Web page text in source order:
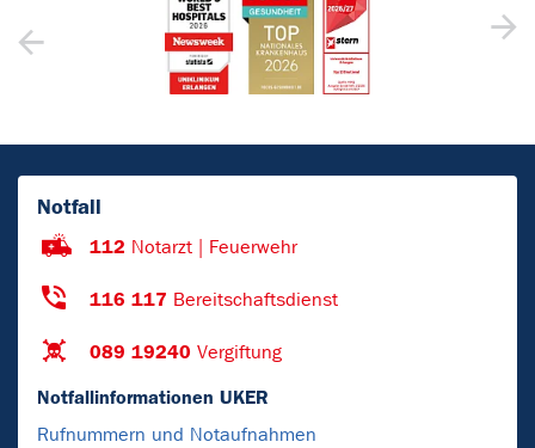
Notfall
112 Notarzt | Feuerwehr
116 117 Bereitschaftsdienst
089 19240 Vergiftung
Notfallinformationen UKER
Rufnummern und Notaufnahmen